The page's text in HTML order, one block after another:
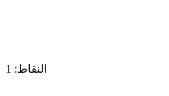
النقاط: 1